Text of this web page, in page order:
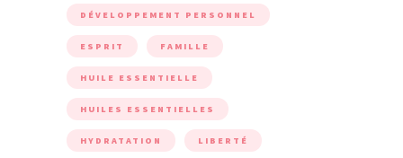
DÉVELOPPEMENT PERSONNEL
ESPRIT FAMILLE
HUILE ESSENTIELLE
HUILES ESSENTIELLES
HYDRATATION LIBERTÉ